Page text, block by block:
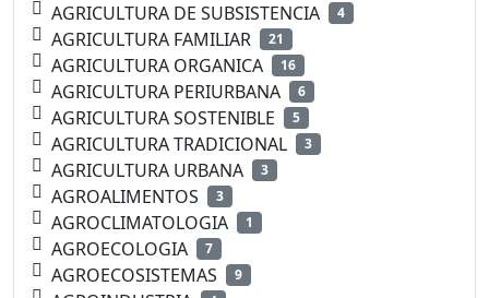
AGRICULTURA DE SUBSISTENCIA 4
AGRICULTURA FAMILIAR 21
AGRICULTURA ORGANICA 16
AGRICULTURA PERIURBANA 6
AGRICULTURA SOSTENIBLE 5
AGRICULTURA TRADICIONAL 3
AGRICULTURA URBANA 3
AGROALIMENTOS 3
AGROCLIMATOLOGIA 1
AGROECOLOGIA 7
AGROECOSISTEMAS 9